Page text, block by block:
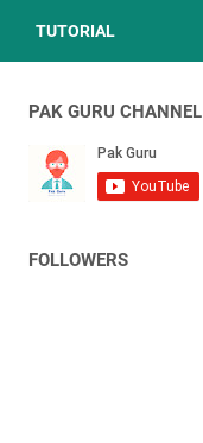
TUTORIAL
PAK GURU CHANNEL
FOLLOWERS